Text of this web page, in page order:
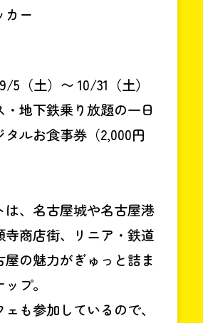
カー
5（土）〜 10/31（土）
地下鉄乗り放題の一日
ルお食事券（2,000円
は、名古屋城や名古屋港
寺商店街、リニア・鉄道
の魅力がぎゅっと詰ま
プ。
も参加しているので、